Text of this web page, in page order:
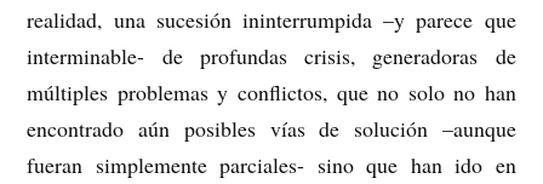
realidad, una sucesión ininterrumpida –y parece que
interminable- de profundas crisis, generadoras de
múltiples problemas y conflictos, que no solo no han
encontrado aún posibles vías de solución –aunque
fueran simplemente parciales- sino que han ido en